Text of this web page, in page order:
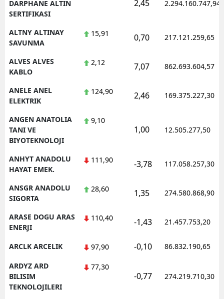
DARPHANE ALTIN
SERTIFIKASI
2,45 2.294.160.747,94
ALTNY ALTINAY
SAVUNMA
15,91 0,70 217.121.259,65
ALVES ALVES
KABLO
2,12 7,07 862.693.604,57
ANELE ANEL
ELEKTRIK
124,90 2,46 169.375.227,30
ANGEN ANATOLIA
TANI VE
BIYOTEKNOLOJI
9,10
1,00 12.505.277,50
ANHYT ANADOLU
HAYAT EMEK.
111,90 -3,78 117.058.257,30
ANSGR ANADOLU
SIGORTA
28,60 1,35 274.580.868,90
ARASE DOGU ARAS
ENERJI
110,40 -1,43 21.457.753,20
ARCLK ARCELIK 97,90 -0,10 86.832.190,65
ARDYZ ARD
BILISIM
TEKNOLOJILERI
77,30
-0,77 274.219.710,30